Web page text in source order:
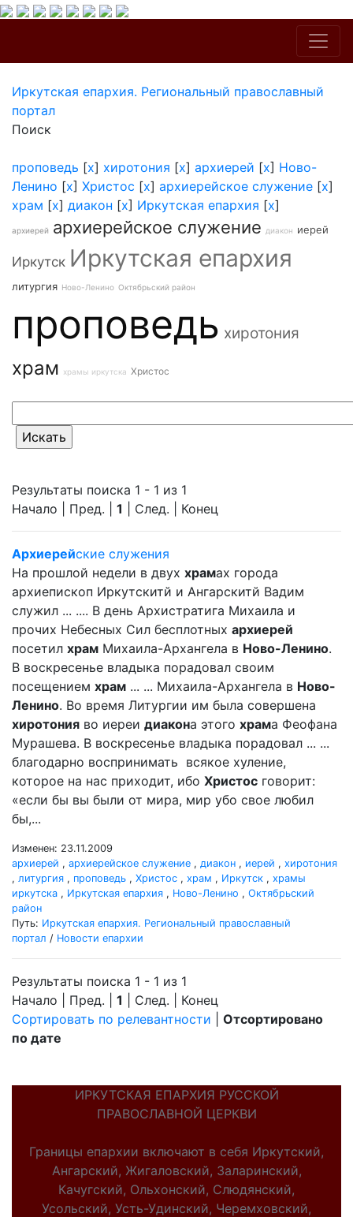
Иркутская епархия. Региональный православный
портал
Поиск
проповедь [x] хиротония [x] архиерей [x] Ново-
Ленино [x] Христос [x] архиерейское служение [x]
храм [x] диакон [x] Иркутская епархия [x]
архиерей архиерейское служение диакон иерей
Иркутск Иркутская епархия
литургия Ново-Ленино Октябрьский район
проповедь хиротония
храм храмы иркутска Христос
Результаты поиска 1 - 1 из 1
Начало | Пред. | 1 | След. | Конец
Архиерейские служения
На прошлой недели в двух храмах города
архиепископ Иркутскитй и Ангарскитй Вадим
служил ... .... В день Архистратига Михаила и
прочих Небесных Сил бесплотных архиерей
посетил храм Михаила-Архангела в Ново-Ленино.
В воскресенье владыка порадовал своим
посещением храм ... ... Михаила-Архангела в Ново-
Ленино. Во время Литургии им была совершена
хиротония во иереи диакона этого храма Феофана
Мурашева. В воскресенье владыка порадовал ... ...
благодарно воспринимать всякое хуление,
которое на нас приходит, ибо Христос говорит:
«если бы вы были от мира, мир убо свое любил
бы,...
Изменен: 23.11.2009
архиерей , архиерейское служение , диакон , иерей , хиротония
, литургия , проповедь , Христос , храм , Иркутск , храмы
иркутска , Иркутская епархия , Ново-Ленино , Октябрьский
район
Путь: Иркутская епархия. Региональный православный
портал / Новости епархии
Результаты поиска 1 - 1 из 1
Начало | Пред. | 1 | След. | Конец
Сортировать по релевантности
Отсортировано
по дате
ИРКУТСКАЯ ЕПАРХИЯ РУССКОЙ
ПРАВОСЛАВНОЙ ЦЕРКВИ
Границы епархии включают в себя Иркутский,
Ангарский, Жигаловский, Заларинский,
Качугский, Ольхонский, Слюдянский,
Усольский, Усть-Удинский, Черемховский,